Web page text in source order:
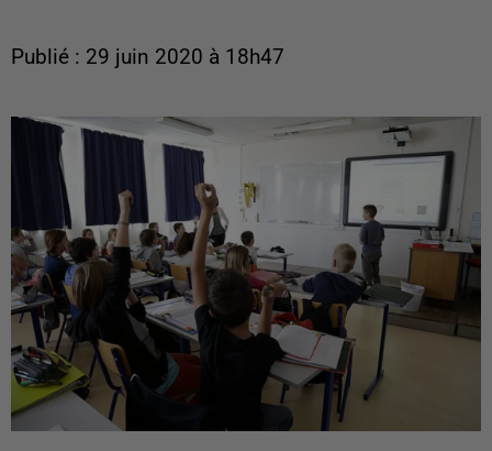
Publié : 29 juin 2020 à 18h47